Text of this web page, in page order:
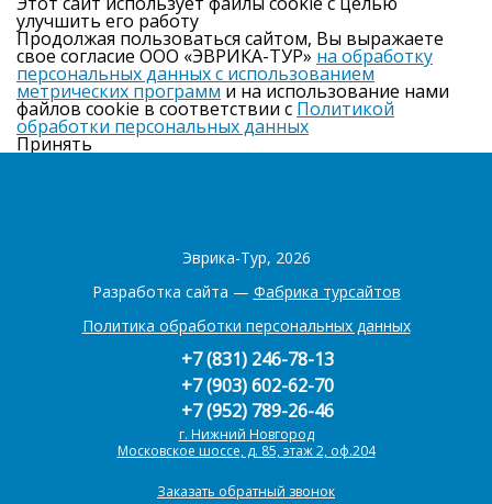
улучшить его работу
Продолжая пользоваться сайтом, Вы выражаете
свое согласие ООО «ЭВРИКА-ТУР» на обработку
персональных данных с использованием
метрических программ и на использование нами
файлов cookie в соответствии с Политикой
обработки персональных данных
Принять
Эврика-Тур, 2026
Разработка сайта — Фабрика турсайтов
Политика обработки персональных данных
+7 (831) 246-78-13
+7 (903) 602-62-70
+7 (952) 789-26-46
г. Нижний Новгород
Московское шоссе, д. 85, этаж 2, оф.204
Заказать обратный звонок